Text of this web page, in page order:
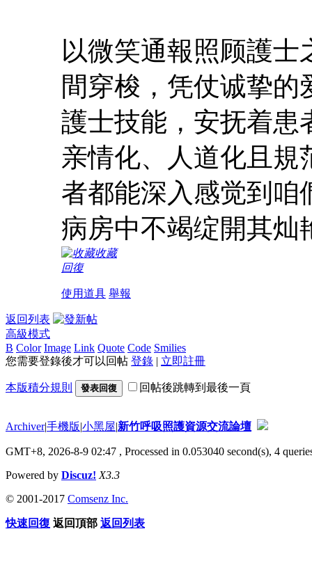
以微笑通報照顾護士
間穿梭，凭仗诚挚
護士技能，安抚着患
亲情化、人道化且規
者都能深入感觉到咱
病房中不竭绽開其灿
收藏
回復
使用道具 舉報
返回列表
高級模式
B Color Image Link Quote Code Smilies
您需要登錄後才可以回帖 登錄 | 立即註冊
本版積分規則 發表回復 回帖後跳轉到最後一頁
Archiver|手機版|小黑屋|新竹呼吸照護資源交流論壇
GMT+8, 2026-8-9 02:47 , Processed in 0.053040 second(s), 4
Powered by Discuz! X3.3
© 2001-2017 Comsenz Inc.
快速回復 返回頂部 返回列表